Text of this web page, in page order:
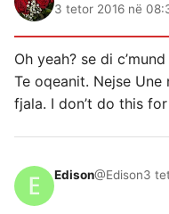
3 tetor 2016 në
Oh yeah? se di
Te oqeanit. Nejse
fjala. I don’t do this
Edison@Edison3